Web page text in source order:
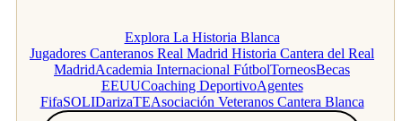
Explora La Historia Blanca
Jugadores Canteranos Real Madrid Historia Cantera del Real
MadridAcademia Internacional FútbolTorneosBecas
EEUUCoaching DeportivoAgentes
FifaSOLIDarizaTEAsociación Veteranos Cantera Blanca